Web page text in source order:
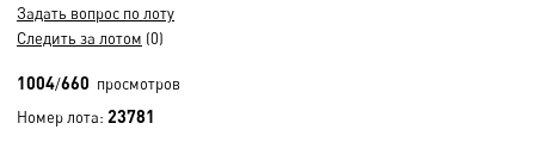
Задать вопрос по лоту
Следить за лотом (0)
1004/660 просмотров
Номер лота: 23781